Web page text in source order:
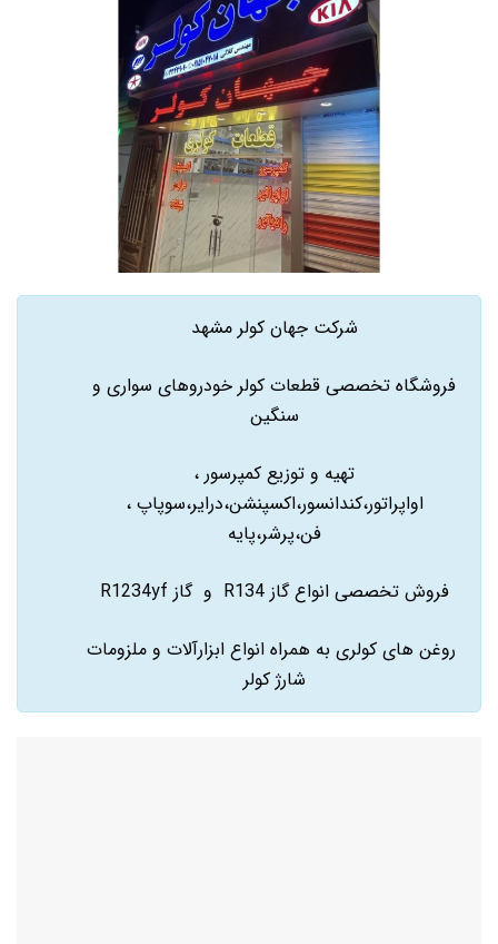
شرکت جهان کولر مشهد
فروشگاه تخصصی قطعات کولر خودروهای سواری و
سنگین
تهیه و توزیع کمپرسور ،
اواپراتور،کندانسور،اکسپنشن،درایر،سوپاپ ،
فن،پرشر،پایه
فروش تخصصی انواع گاز R134 و گاز R1234yf
روغن های کولری به همراه انواع ابزارآلات و ملزومات
شارژ کولر